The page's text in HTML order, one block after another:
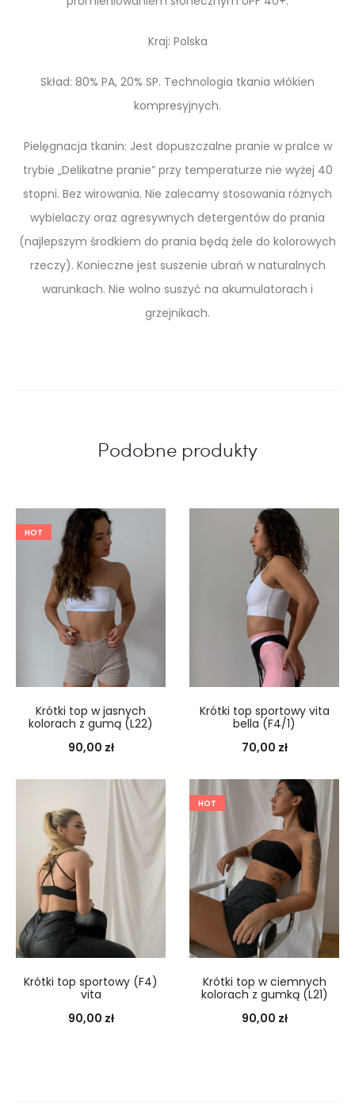
Kraj: Polska
Skład: 80% PA, 20% SP. Technologia tkania włókien
kompresyjnych.
Pielęgnacja tkanin: Jest dopuszczalne pranie w pralce w
trybie „Delikatne pranie” przy temperaturze nie wyżej 40
stopni. Bez wirowania. Nie zalecamy stosowania różnych
wybielaczy oraz agresywnych detergentów do prania
(najlepszym środkiem do prania będą żele do kolorowych
rzeczy). Konieczne jest suszenie ubrań w naturalnych
warunkach. Nie wolno suszyć na akumulatorach i
grzejnikach.
Podobne produkty
HOT
Krótki top w jasnych
kolorach z gumą (L22)
90,00 zł
Krótki top sportowy vita
bella (F4/1)
70,00 zł
Krótki top sportowy (F4)
vita
90,00 zł
HOT
Krótki top w ciemnych
kolorach z gumką (L21)
90,00 zł